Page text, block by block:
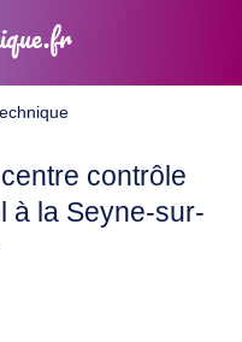
contrôle
à la Seyne-sur-